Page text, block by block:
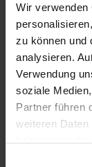
Wir verwenden
zu können und
analysieren.
Verwendung
soziale
Partner führen
weiteren
haben oder die
BAHIA
108,00 €